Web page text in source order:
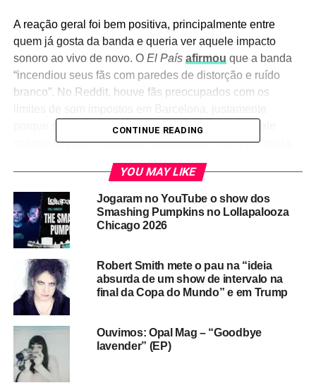
A reação geral foi bem positiva, principalmente entre
quem já gosta da banda e queria ver aquele impacto
sonoro ao vivo de novo. O El País afirmou que a banda
“incendiou seus fãs com paredes de distorção e ruído
branco”. No Reddit, houve fãs preocupados com os
porque shows do MBV costumam depender daquele
volume extremo e do noise prolongado – ao que consta,
banda que não faz concessão nenhuma ao vivo. E era
exatamente isso que o público do grupo queria ver.
CONTINUE READING
YOU MAY LIKE
Jogaram no YouTube o show dos
Smashing Pumpkins no Lollapalooza
Chicago 2026
Robert Smith mete o pau na “ideia
absurda de um show de intervalo na
final da Copa do Mundo” e em Trump
Ouvimos: Opal Mag – “Goodbye
lavender” (EP)